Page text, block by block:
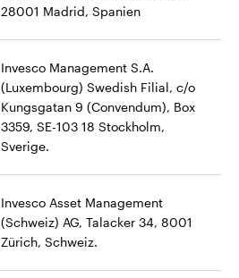
28001 Madrid, Spanien
Invesco Management S.A.
(Luxembourg) Swedish Filial, c/o
Kungsgatan 9 (Convendum), Box
3359, SE-103 18 Stockholm,
Sverige.
Invesco Asset Management
(Schweiz) AG, Talacker 34, 8001
Zürich, Schweiz.